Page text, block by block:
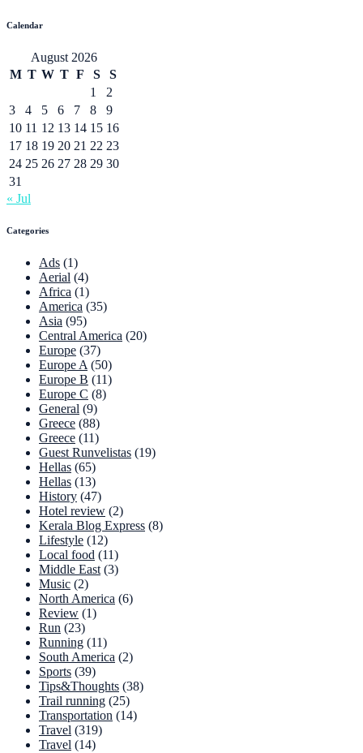
Calendar
August 2026
M T W T F S
S
1
2
3
4 5 6 7 8
9
10 11 12 13 14 15 16
17 18 19 20 21 22 23
24 25 26 27 28 29 30
31
« Jul
Categories
Ads (1)
Aerial (4)
Africa (1)
America (35)
Asia (95)
Central America (20)
Europe (37)
Europe A(50)
Europe B (11)
Europe C (8)
General (9)
Greece (88)
Greece (11)
Guest Runvelistas (19)
Hellas (65)
Hellas (13)
History (47)
Hotel review (2)
Kerala Blog Express (8)
Lifestyle (12)
Local food (11)
Middle East(3)
Music (2)
North America (6)
Review (1)
Run (23)
Running (11)
South America (2)
Sports (39)
Tips&Thoughts (38)
Trail running (25)
Transportation (14)
Travel (319)
Travel (14)